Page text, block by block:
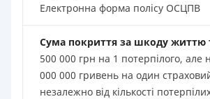
Електронна форма полісу ОСЦПВ
Сума покриття за шкоду життю
500 000 грн на 1 потерпілого, але
000 000 гривень на один
незалежно від кількості